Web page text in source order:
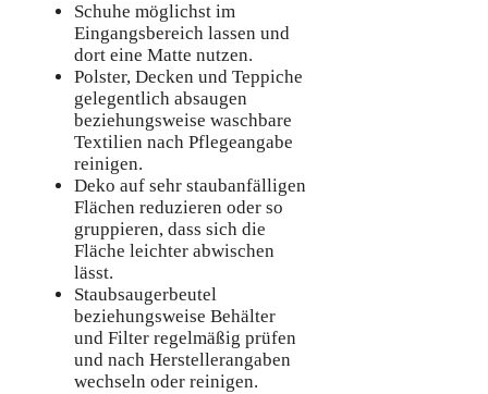
Schuhe möglichst im
Eingangsbereich lassen und
dort eine Matte nutzen.
Polster, Decken und Teppiche
gelegentlich absaugen
beziehungsweise waschbare
Textilien nach Pflegeangabe
reinigen.
Deko auf sehr staubanfälligen
Flächen reduzieren oder so
gruppieren, dass sich die
Fläche leichter abwischen
lässt.
Staubsaugerbeutel
beziehungsweise Behälter
und Filter regelmäßig prüfen
und nach Herstellerangaben
wechseln oder reinigen.